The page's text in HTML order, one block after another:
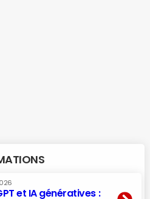
et IA génératives :